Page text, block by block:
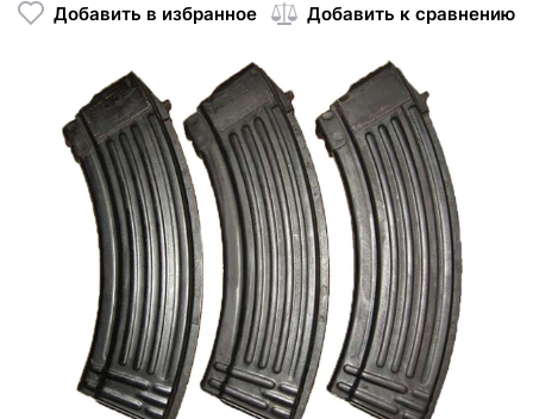
Добавить в избранное Добавить к сравнению